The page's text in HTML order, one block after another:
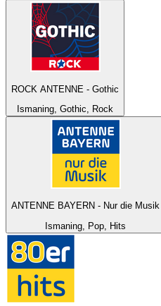
ROCK ANTENNE - Gothic
Ismaning, Gothic, Rock
ANTENNE BAYERN - Nur die Musik
Ismaning, Pop, Hits